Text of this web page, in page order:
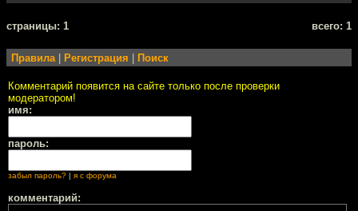
cтраницы: 1 всего: 1
Правила| Регистрация Поиск
Комментарий появится на сайте только после проверки
модератором!
имя:
пароль:
забыл пароль? я с форума
комментарий: